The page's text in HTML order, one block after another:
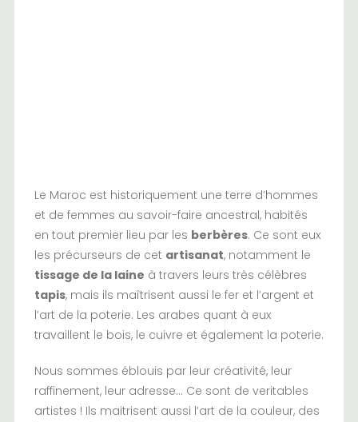
Le Maroc est historiquement une terre d’hommes
et de femmes au savoir-faire ancestral, habités
en tout premier lieu par les berbères. Ce sont eux
les précurseurs de cet artisanat, notamment le
tissage de la laine à travers leurs très célèbres
tapis, mais ils maîtrisent aussi le fer et l’argent et
l’art de la poterie. Les arabes quant à eux
travaillent le bois, le cuivre et également la poterie.
Nous sommes éblouis par leur créativité, leur
raffinement, leur adresse… Ce sont de veritables
artistes ! Ils maitrisent aussi l’art de la couleur, des